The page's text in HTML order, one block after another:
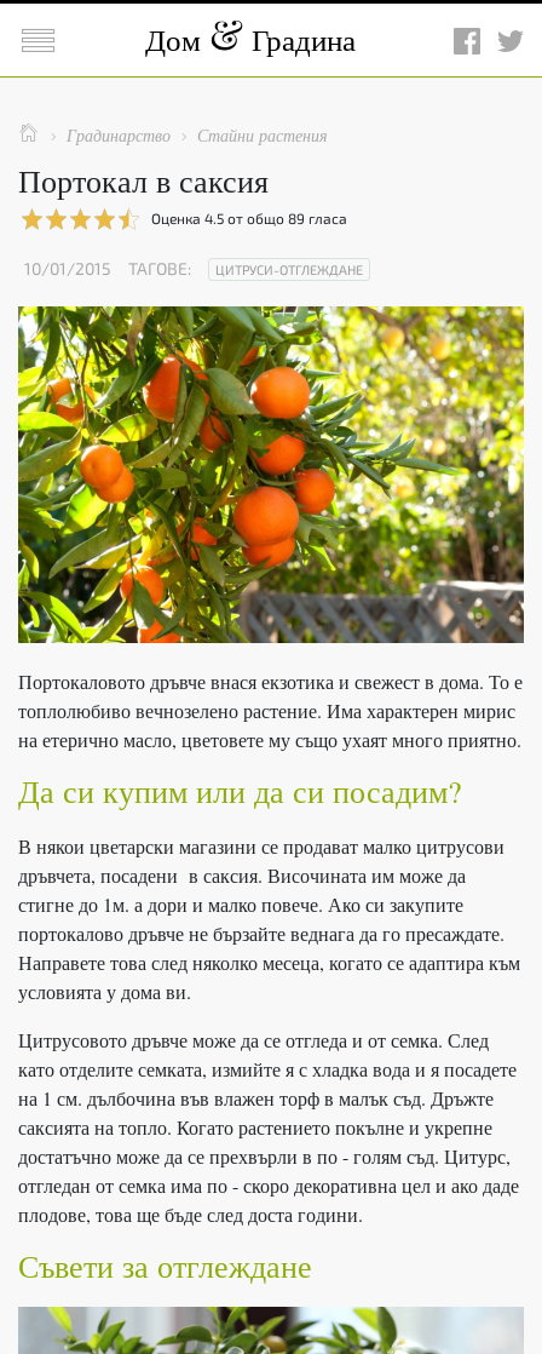
 Дом Градина
  Градинарство  Стайни растения
Портокал в саксия
Оценка 4.5 от общо 89 гласа
10/01/2015 ТАГОВЕ: ЦИТРУСИ-ОТГЛЕЖДАНЕ
Портокаловото дръвче внася екзотика и свежест в дома. То е
топлолюбиво вечнозелено растение. Има характерен мирис
на етерично масло, цветовете му също ухаят много приятно.
Да си купим или да си посадим?
В някои цветарски магазини се продават малко цитрусови
дръвчета, посадени в саксия. Височината им може да
стигне до 1м. а дори и малко повече. Ако си закупите
портокалово дръвче не бързайте веднага да го пресаждате.
Направете това след няколко месеца, когато се адаптира към
условията у дома ви.
Цитрусовото дръвче може да се отгледа и от семка. След
като отделите семката, измийте я с хладка вода и я посадете
на 1 см. дълбочина във влажен торф в малък съд. Дръжте
саксията на топло. Когато растението покълне и укрепне
достатъчно може да се прехвърли в по - голям съд. Цитурс,
отгледан от семка има по - скоро декоративна цел и ако даде
плодове, това ще бъде след доста години.
Съвети за отглеждане